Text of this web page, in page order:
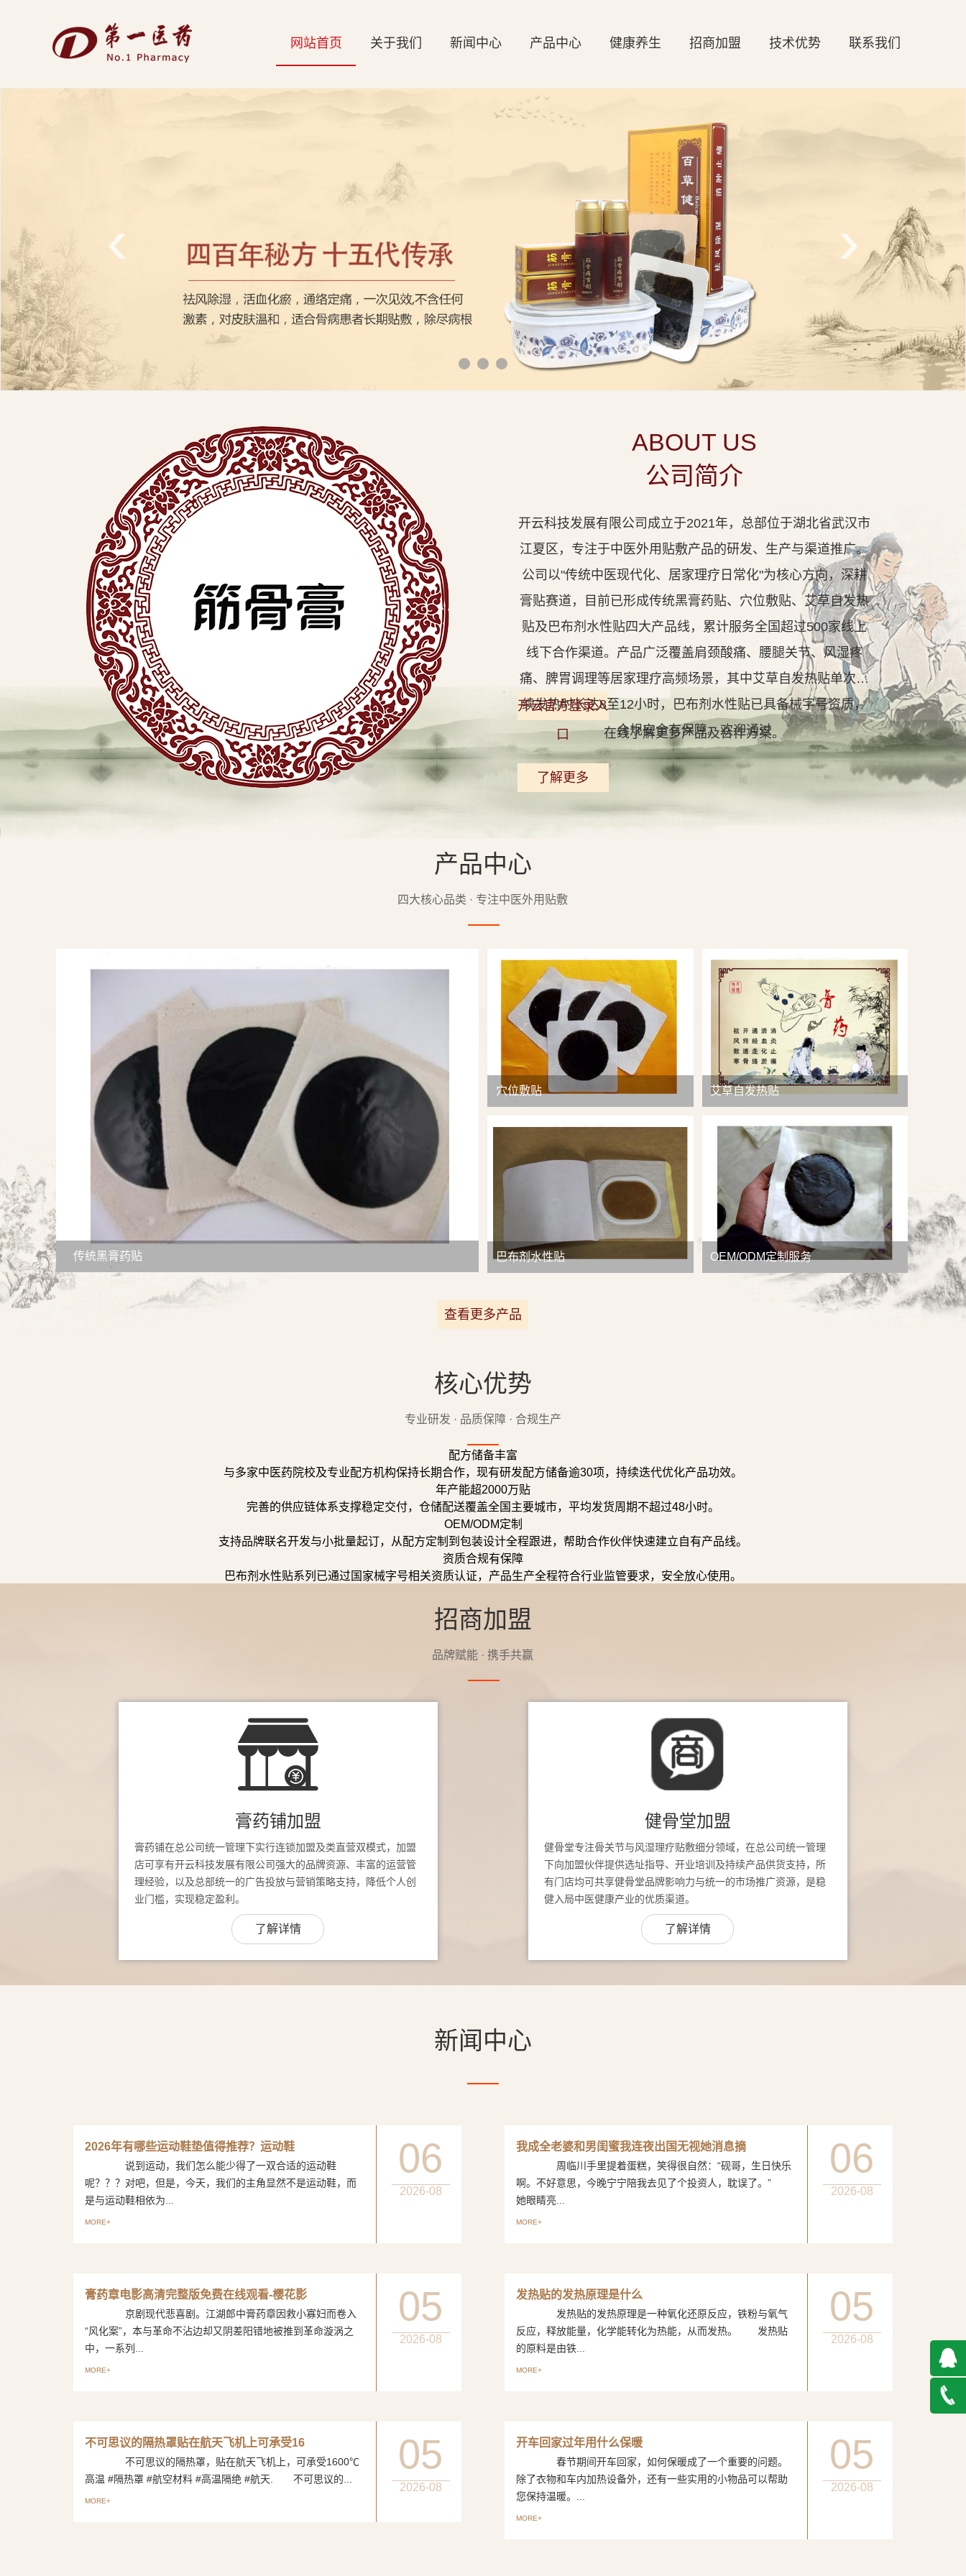
网
科
技
发
展
有
业
牌
网站首页 关于我们 新闻中心 产品中心 健康养生 招商加盟 技术优势 联系我们
‹ ›
ABOUT US
公司简介
开云科技发展有限公司成立于2021年，总部位于湖北省武汉市
江夏区，专注于中医外用贴敷产品的研发、生产与渠道推广。
公司以"传统中医现代化、居家理疗日常化"为核心方向，深耕
膏贴赛道，目前已形成传统黑膏药贴、穴位敷贴、艾草自发热
贴及巴布剂水性贴四大产品线，累计服务全国超过500家线上
线下合作渠道。产品广泛覆盖肩颈酸痛、腰腿关节、风湿疼
痛、脾胃调理等居家理疗高频场景，其中艾草自发热贴单次持
续发热时长达8至12小时，巴布剂水性贴已具备械字号资质，
合规安全有保障。欢迎通过
开云官方登录入
口
在线了解更多产品及合作方案。
了解更多
产品中心
四大核心品类 · 专注中医外用贴敷
传统黑膏药贴
查看详情
穴位敷贴 艾草自发热贴
巴布剂水性贴
查看详情
OEM/ODM定制服务
查看详情
查看更多产品
核心优势
专业研发 · 品质保障 · 合规生产
配方储备丰富
与多家中医药院校及专业配方机构保持长期合作，现有研发配方储备逾30项，持续迭代优化产品功效。
年产能超2000万贴
完善的供应链体系支撑稳定交付，仓储配送覆盖全国主要城市，平均发货周期不超过48小时。
OEM/ODM定制
支持品牌联名开发与小批量起订，从配方定制到包装设计全程跟进，帮助合作伙伴快速建立自有产品线。
资质合规有保障
巴布剂水性贴系列已通过国家械字号相关资质认证，产品生产全程符合行业监管要求，安全放心使用。
招商加盟
品牌赋能 · 携手共赢
膏药铺加盟
膏药铺在总公司统一管理下实行连锁加盟及类直营双模式，加盟
店可享有开云科技发展有限公司强大的品牌资源、丰富的运营管
理经验，以及总部统一的广告投放与营销策略支持，降低个人创
业门槛，实现稳定盈利。
了解详情
健骨堂加盟
健骨堂专注骨关节与风湿理疗贴敷细分领域，在总公司统一管理
下向加盟伙伴提供选址指导、开业培训及持续产品供货支持，所
有门店均可共享健骨堂品牌影响力与统一的市场推广资源，是稳
健入局中医健康产业的优质渠道。
了解详情
新闻中心
2026年有哪些运动鞋垫值得推荐？运动鞋
说到运动，我们怎么能少得了一双合适的运动鞋
呢？？？对吧，但是，今天，我们的主角显然不是运动鞋，而
是与运动鞋相依为...
MORE+
06
2026-08
我成全老婆和男闺蜜我连夜出国无视她消息摘
周临川手里提着蛋糕，笑得很自然：“砚哥，生日快乐
啊。不好意思，今晚宁宁陪我去见了个投资人，耽误了。”
她眼睛亮...
MORE+
06
2026-08
膏药章电影高清完整版免费在线观看-樱花影
京剧现代悲喜剧。江湖郎中膏药章因救小寡妇而卷入
“风化案”，本与革命不沾边却又阴差阳错地被推到革命漩涡之
中，一系列...
MORE+
05
2026-08
发热贴的发热原理是什么
发热贴的发热原理是一种氧化还原反应，铁粉与氧气
反应，释放能量，化学能转化为热能，从而发热。 发热贴
的原料是由铁...
MORE+
05
2026-08
不可思议的隔热罩贴在航天飞机上可承受16
不可思议的隔热罩，贴在航天飞机上，可承受1600℃
高温 #隔热罩 #航空材料 #高温隔绝 #航天. 不可思议的...
MORE+
05
2026-08
开车回家过年用什么保暖
春节期间开车回家，如何保暖成了一个重要的问题。
除了衣物和车内加热设备外，还有一些实用的小物品可以帮助
您保持温暖。...
MORE+
05
2026-08
QQ在